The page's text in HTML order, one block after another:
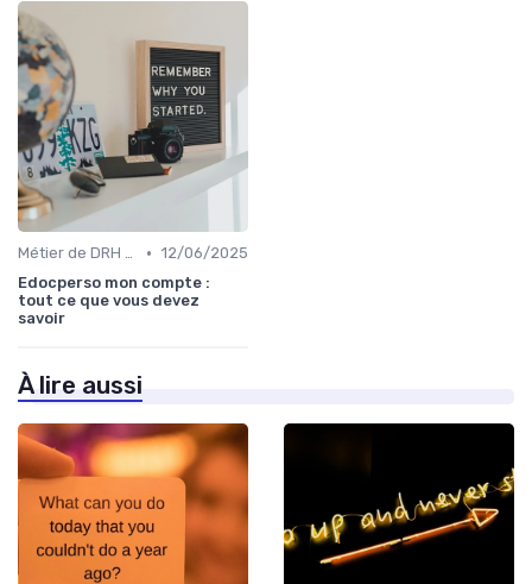
Métier de DRH & responsabilités • 12/06/2025
Edocperso mon compte :
tout ce que vous devez
savoir
À lire aussi